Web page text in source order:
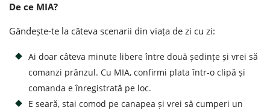
De ce MIA?
Gândește-te la câteva scenarii din viața de zi cu zi:
Ai doar câteva minute libere între două ședințe și vrei să
comanzi prânzul. Cu MIA, confirmi plata într-o clipă și
comanda e înregistrată pe loc.
E seară, stai comod pe canapea și vrei să cumperi un